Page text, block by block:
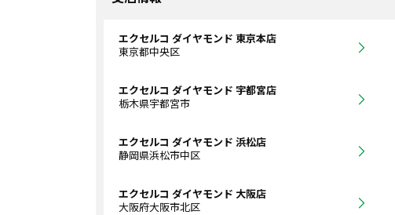
エクセルコ ダイヤモンド 東京本店
東京都中央区
エクセルコ ダイヤモンド 宇都宮店
栃木県宇都宮市
エクセルコ ダイヤモンド 浜松店
静岡県浜松市中区
エクセルコ ダイヤモンド 大阪店
大阪府大阪市北区